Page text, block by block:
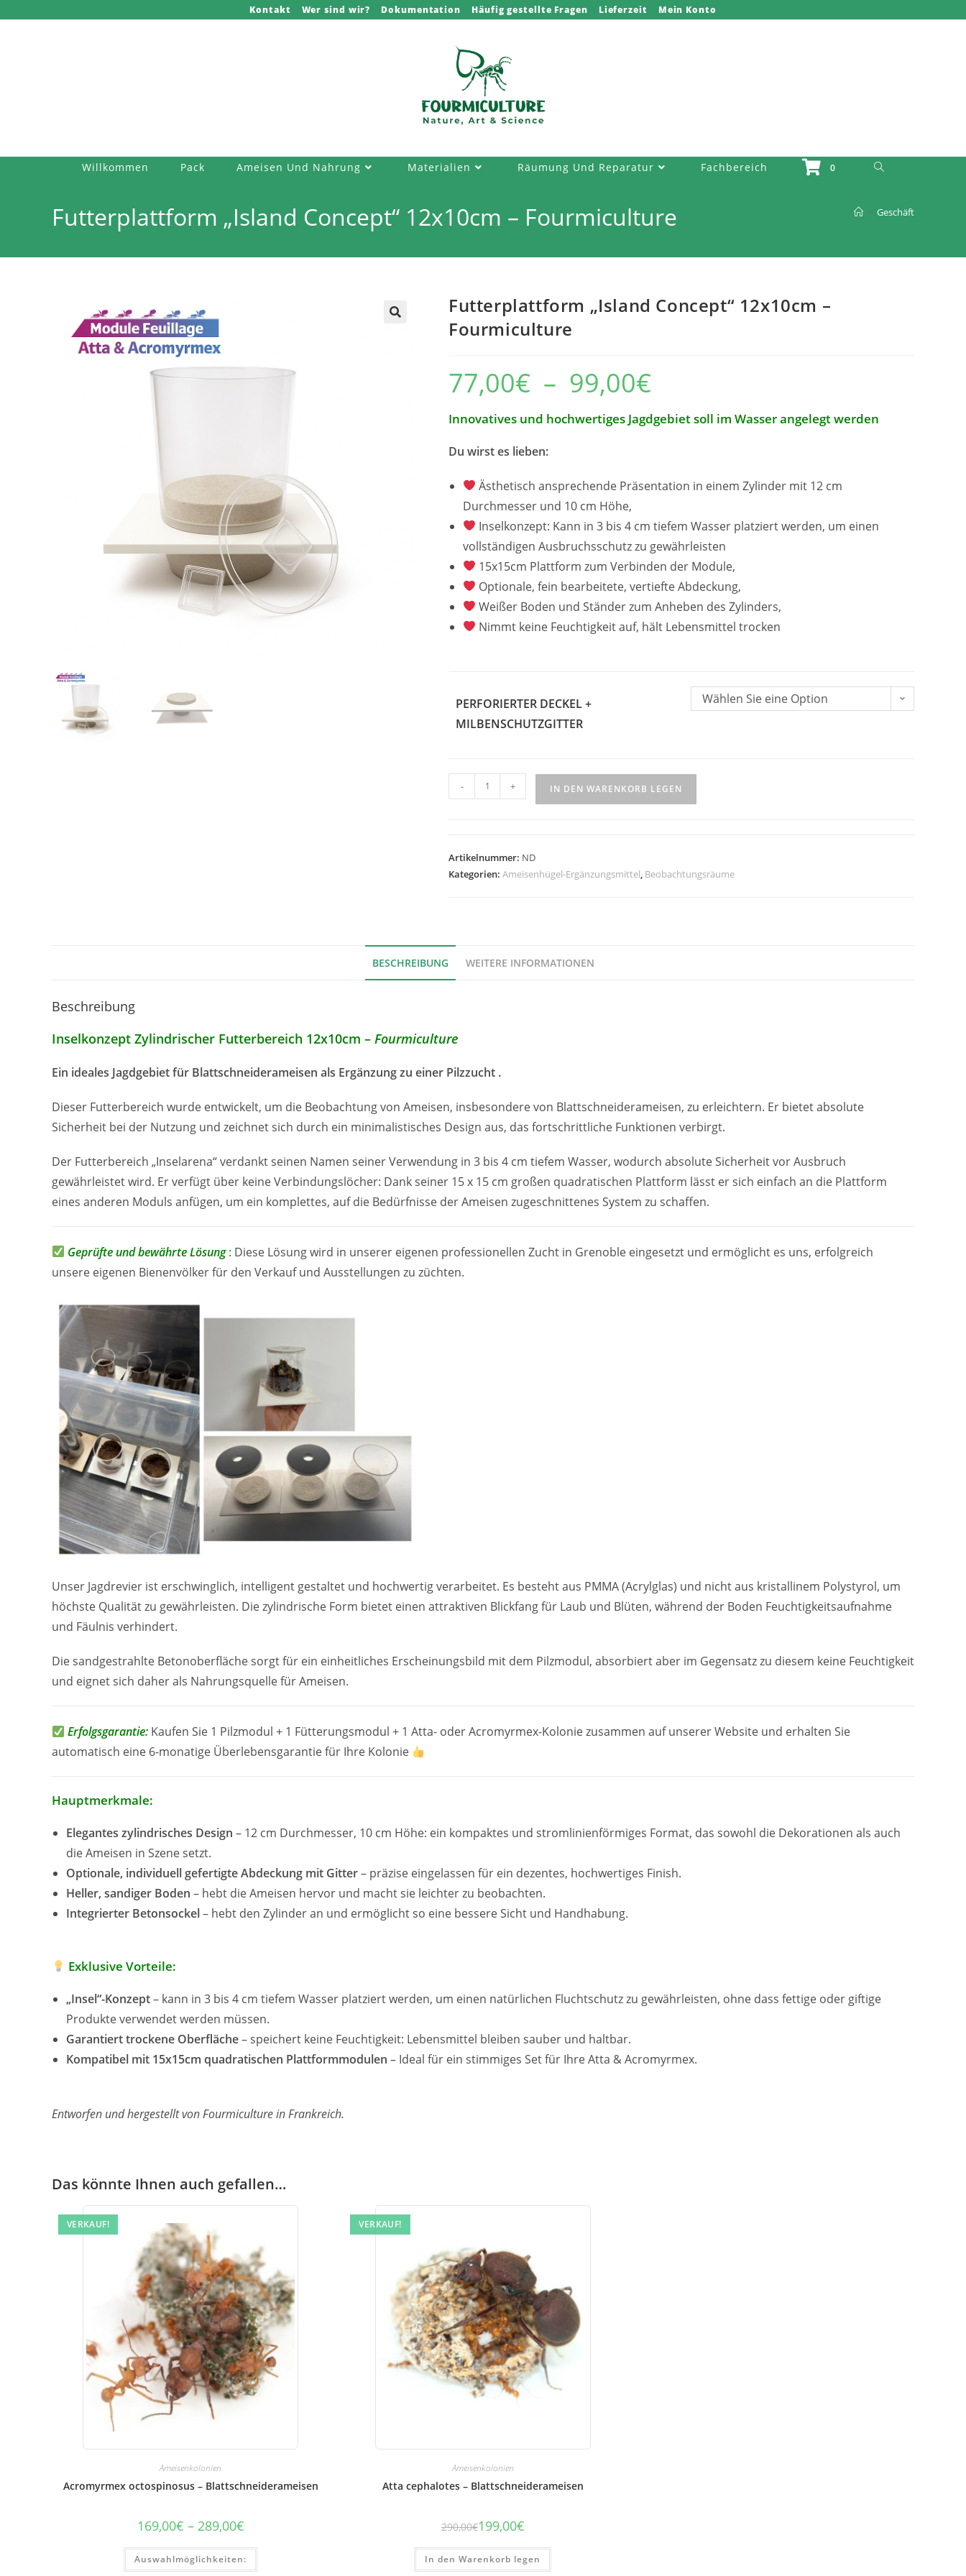
Kontakt Wer sind wir? Dokumentation Häufig gestellte Fragen Lieferzeit Mein Konto
Willkommen Pack Ameisen Und Nahrung Materialien Räumung Und Reparatur Fachbereich 0 Website-Suche Umschalten
Futterplattform „Island Concept“ 12x10cm – Fourmiculture > Geschäft
Futterplattform „Island Concept“ 12x10cm –
Fourmiculture
77,00€ – 99,00€
99,00
€
Innovatives und hochwertiges Jagdgebiet soll im Wasser angelegt werden
Du wirst es lieben:
Ästhetisch ansprechende Präsentation in einem Zylinder mit 12 cm
Durchmesser und 10 cm Höhe,
Inselkonzept: Kann in 3 bis 4 cm tiefem Wasser platziert werden, um einen
vollständigen Ausbruchsschutz zu gewährleisten
15x15cm Plattform zum Verbinden der Module,
Optionale, fein bearbeitete, vertiefte Abdeckung,
Weißer Boden und Ständer zum Anheben des Zylinders,
Nimmt keine Feuchtigkeit auf, hält Lebensmittel trocken
PERFORIERTER DECKEL +
MILBENSCHUTZGITTER
Wählen Sie eine Option
der
12x10cm
Futterplattform
- + IN DEN WARENKORB LEGEN
Artikelnummer: ND
Kategorien: Ameisenhügel-Ergänzungsmittel, Beobachtungsräume
BESCHREIBUNG WEITERE INFORMATIONEN
Beschreibung
Inselkonzept Zylindrischer Futterbereich 12x10cm – Fourmiculture
Ein ideales Jagdgebietfür Blattschneiderameisen als Ergänzung zu einer Pilzzucht .
Dieser Futterbereich wurde entwickelt, um die Beobachtung von Ameisen, insbesondere von Blattschneiderameisen, zu erleichtern. Er bietet absolute
Sicherheit bei der Nutzung und zeichnet sich durch ein minimalistisches Design aus, das fortschrittliche Funktionen verbirgt.
Der Futterbereich „Inselarena“ verdankt seinen Namen seiner Verwendung in 3 bis 4 cm tiefem Wasser, wodurch absolute Sicherheit vor Ausbruch
gewährleistet wird. Er verfügt über keine Verbindungslöcher: Dank seiner 15 x 15 cm großen quadratischen Plattform lässt er sich einfach an die Plattform
eines anderen Moduls anfügen, um ein komplettes, auf die Bedürfnisse der Ameisen zugeschnittenes System zu schaffen.
Geprüfte und bewährte Lösung: Diese Lösung wird in unserer eigenen professionellen Zucht in Grenoble eingesetzt und ermöglicht es uns, erfolgreich
unsere eigenen Bienenvölker für den Verkauf und Ausstellungen zu züchten.
Unser Jagdrevier ist erschwinglich, intelligent gestaltet und hochwertig verarbeitet. Es besteht aus PMMA (Acrylglas) und nicht aus kristallinem Polystyrol, um
höchste Qualität zu gewährleisten. Die zylindrische Form bietet einen attraktiven Blickfang für Laub und Blüten, während der Boden Feuchtigkeitsaufnahme
und Fäulnis verhindert.
Die sandgestrahlte Betonoberfläche sorgt für ein einheitliches Erscheinungsbild mit dem Pilzmodul, absorbiert aber im Gegensatz zu diesem keine Feuchtigkeit
und eignet sich daher als Nahrungsquelle für Ameisen.
Erfolgsgarantie: Kaufen Sie 1 Pilzmodul + 1 Fütterungsmodul + 1 Atta- oder Acromyrmex-Kolonie zusammen auf unserer Website und erhalten Sie
automatisch eine 6-monatige Überlebensgarantie für Ihre Kolonie
Hauptmerkmale:
Elegantes zylindrisches Design – 12 cm Durchmesser, 10 cm Höhe: ein kompaktes und stromlinienförmiges Format, das sowohl die Dekorationen als auch
die Ameisen in Szene setzt.
Optionale, individuell gefertigte Abdeckung mit Gitter– präzise eingelassen für ein dezentes, hochwertiges Finish.
Heller, sandiger Boden – hebt die Ameisen hervor und macht sie leichter zu beobachten.
Integrierter Betonsockel– hebt den Zylinder an und ermöglicht so eine bessere Sicht und Handhabung.
Exklusive Vorteile:
„Insel“-Konzept– kann in 3 bis 4 cm tiefem Wasser platziert werden, um einen natürlichen Fluchtschutz zu gewährleisten, ohne dass fettige oder giftige
Produkte verwendet werden müssen.
Garantiert trockene Oberfläche– speichert keine Feuchtigkeit: Lebensmittel bleiben sauber und haltbar.
Kompatibel mit 15x15cm quadratischen Plattformmodulen – Ideal für ein stimmiges Set für Ihre Atta & Acromyrmex.
Entworfen und hergestellt von Fourmiculture in Frankreich.
Das könnte Ihnen auch gefallen…
VERKAUF!
Ameisenkolonien
Acromyrmex octospinosus – Blattschneiderameisen
169,00€ – 289,00€
Preisspanne:
€
bis
289,00
Auswahlmöglichkeiten:
Dieses
ist
VERKAUF!
Ameisenkolonien
Atta cephalotes – Blattschneiderameisen
290,00€ Der
Preis
betrug:
290,00
199,00€
Der
Preis
beträgt:
199,00
In den Warenkorb legen